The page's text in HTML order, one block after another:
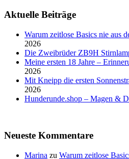
Aktuelle Beiträge
Warum zeitlose Basics nie aus
2026
Die Zweibrüder ZB9H
Meine ersten 18 Jahre –
2026
Mit Kneipp die ersten
2026
Hunderunde.shop – Magen &
Neueste Kommentare
Marina zu Warum zeitlose